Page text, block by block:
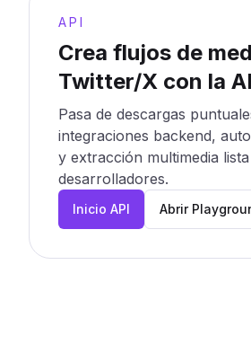
API
Crea flujos de
Twitter/X con la
Pasa de descargas
integraciones backend,
y extracción multimedia
desarrolladores.
Inicio API Abrir